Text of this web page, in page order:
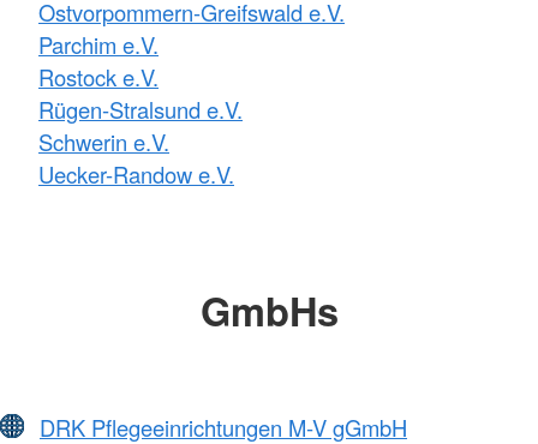
Ostvorpommern-Greifswald e.V.
Parchim e.V.
Rostock e.V.
Rügen-Stralsund e.V.
Schwerin e.V.
Uecker-Randow e.V.
GmbHs
DRK Pflegeeinrichtungen M-V gGmbH